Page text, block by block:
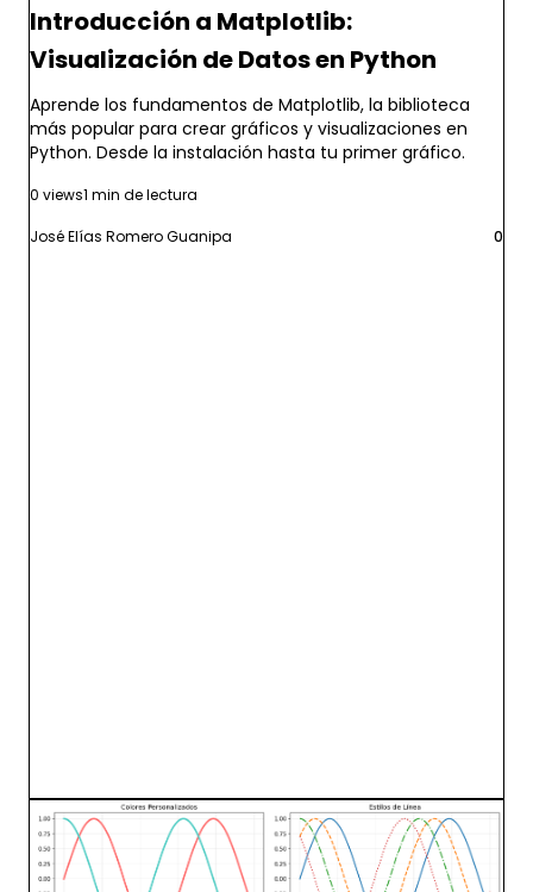
Introducción a Matplotlib:
Visualización de Datos en Python
Aprende los fundamentos de Matplotlib, la biblioteca
más popular para crear gráficos y visualizaciones en
Python. Desde la instalación hasta tu primer gráfico.
0 views1 min de lectura
José Elías Romero Guanipa 0